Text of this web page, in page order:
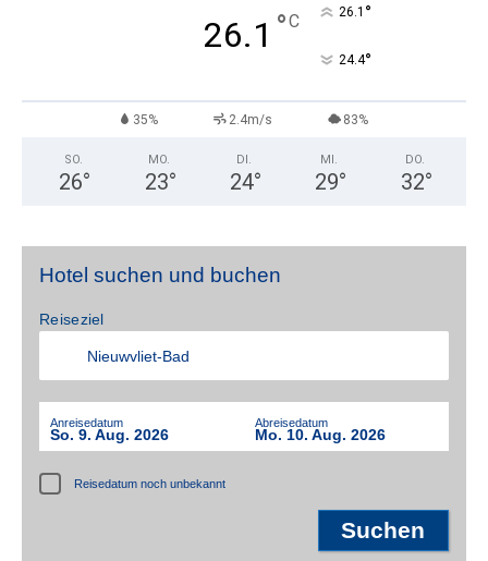
26.1 °C 26.1 °
24.4°
35% 2.4m/s 83%
SO.
26°
MO.
23°
DI.
24°
MI.
29°
DO.
32°
Hotel suchen und buchen
Reiseziel
Anreisedatum
So. 9. Aug. 2026
Abreisedatum
Mo. 10. Aug. 2026
Reisedatum noch unbekannt